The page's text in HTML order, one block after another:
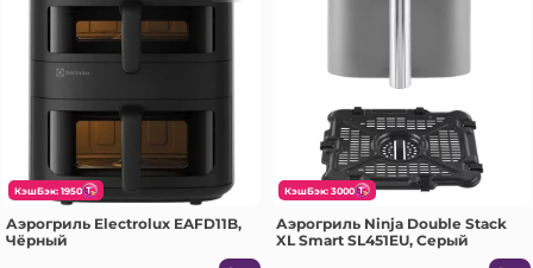
КэшБэк: 1950
Аэрогриль Electrolux EAFD11B,
Чёрный
КэшБэк: 3000
Аэрогриль Ninja Double Stack
XL Smart SL451EU, Серый